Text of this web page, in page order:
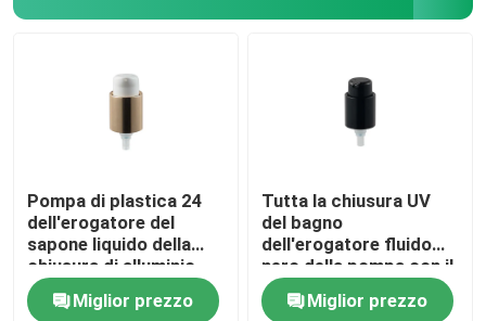
Pompa di plastica 24
dell'erogatore del
sapone liquido della
chiusura di alluminio
410 pp di plastica
materialiMiglior prezzo
Tutta la chiusura UV
del bagno
dell'erogatore fluido
nero della pompa con il
commutatore da
sinistra a destra
Miglior prezzo